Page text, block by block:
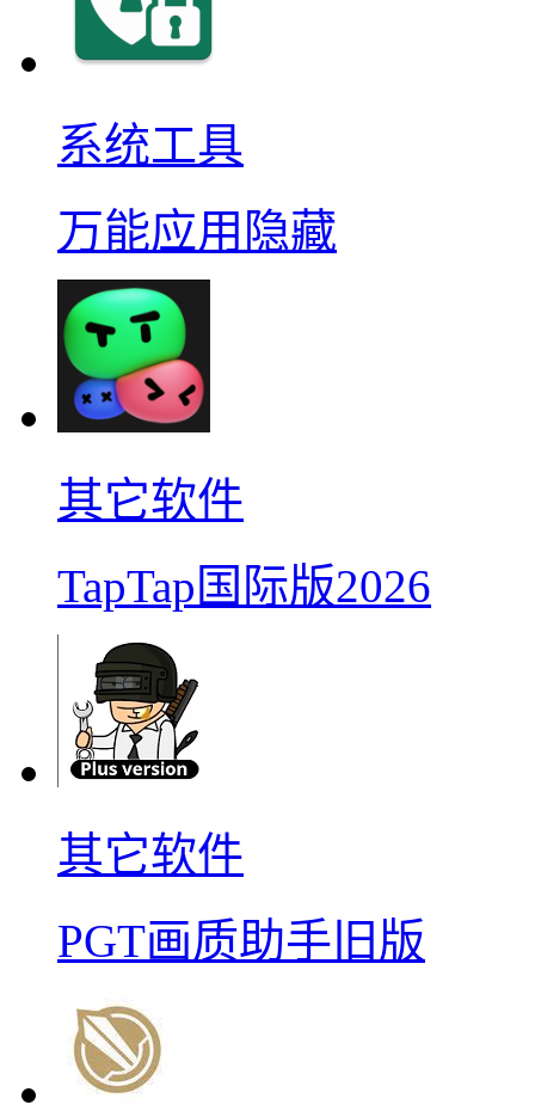
系统工具
万能应用隐藏
其它软件
TapTap国际版2026
其它软件
PGT画质助手旧版